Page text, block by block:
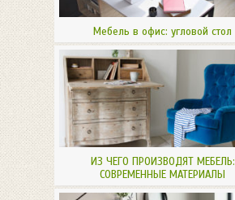
Мебель в офис: угловой стол
ИЗ ЧЕГО ПРОИЗВОДЯТ МЕБЕЛЬ:
СОВРЕМЕННЫЕ МАТЕРИАЛЫ